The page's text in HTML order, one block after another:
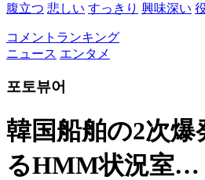
腹立つ 悲しい すっきり 興味深い
コメントランキング
ニュース エンタメ
포토뷰어
韓国船舶の2次爆
るHMM状況室…